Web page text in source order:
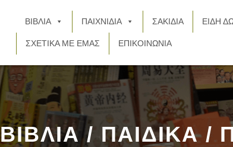
ΒΙΒΛΙΑ ΠΑΙΧΝΙΔΙΑ ΣΑΚΙΔΙΑ ΕΙΔΗ
ΣΧΕΤΙΚΑ ΜΕ ΕΜΑΣ ΕΠΙΚΟΙΝΩΝΙΑ
ΒΙΒΛΙΑ / ΠΑΙΔΙΚΑ /